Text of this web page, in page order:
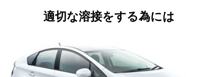
適切な溶接をする為には